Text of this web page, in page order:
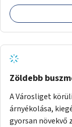
Zöldebb
A Városliget
árnyékolása,
gyorsan növekvő